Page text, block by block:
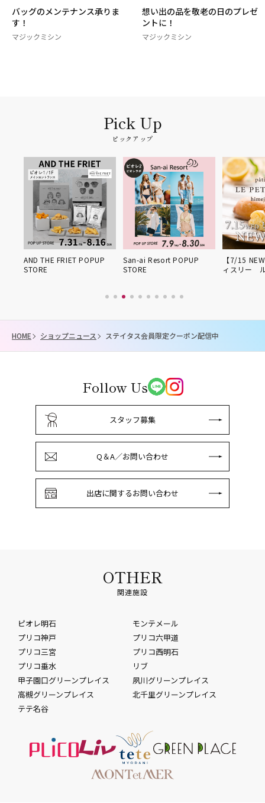
バッグのメンテナンス承りま
す！
マジックミシン
想い出の品を敬老の日のプレゼ
ントに！
マジックミシン
ピックアップ
AND THE FRIET POPUP
STORE
San-ai Resort POPUP
STORE
【7/15
ィスリー
HOME ショップニュース ステイタス会員限定クーポン配信中
Follow Us
スタッフ募集
Q＆A／お問い合わせ
出店に関するお問い合わせ
OTHER
関連施設
ピオレ明石
モンテメール
プリコ神戸
プリコ六甲道
プリコ三宮
プリコ西明石
プリコ垂水
リブ
甲子園口グリーンプレイス
夙川グリーンプレイス
高槻グリーンプレイス
北千里グリーンプレイス
テテ名谷